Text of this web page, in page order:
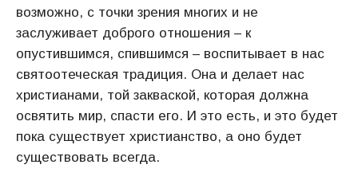
возможно, с точки зрения многих и не
заслуживает доброго отношения – к
опустившимся, спившимся – воспитывает в нас
святоотеческая традиция. Она и делает нас
христианами, той закваской, которая должна
освятить мир, спасти его. И это есть, и это будет
пока существует христианство, а оно будет
существовать всегда.